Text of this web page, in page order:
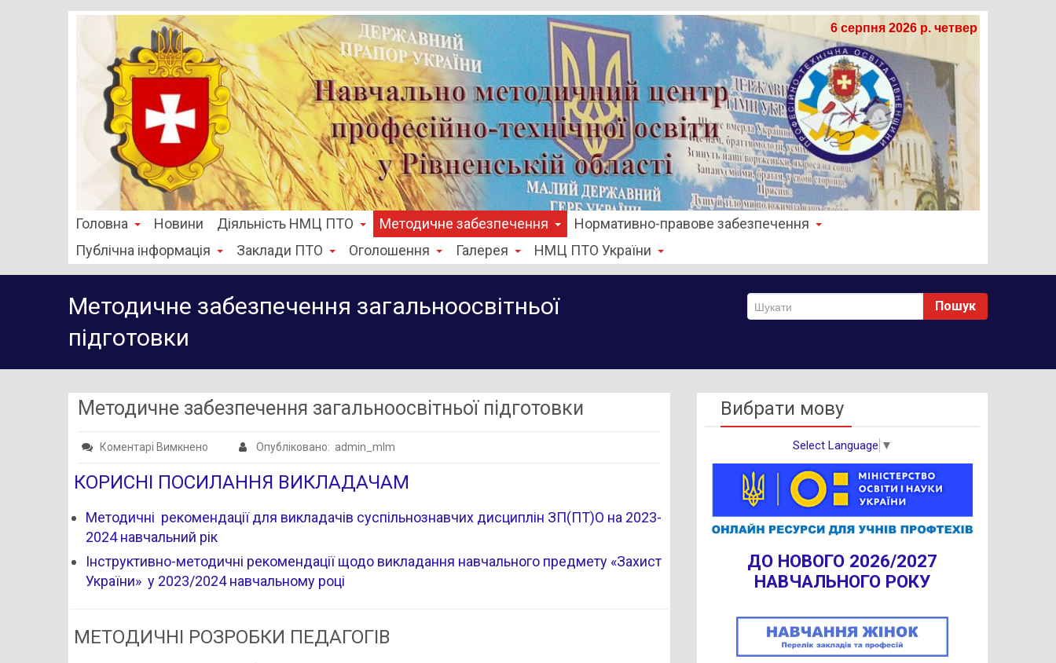
6 серпня 2026 р. четвер
Головна Новини Діяльність НМЦ ПТО Методичне забезпечення
Нормативно-правове забезпечення
Публічна інформація
Заклади ПТО Оголошення Галерея НМЦ ПТО України
Методичне забезпечення загальноосвітньої
підготовки
Пошук
Методичне забезпечення загальноосвітньої підготовки
Коментарі Вимкнено
забезпечення
підготовки
Опубліковано: admin_mlm
КОРИСНІ ПОСИЛАННЯ ВИКЛАДАЧАМ
Методичні рекомендації для викладачів суспільнознавчих дисциплін ЗП(ПТ)О на 2023-
2024 навчальний рік
Інструктивно-методичні рекомендації щодо викладання навчального предмету «Захист
України» у 2023/2024 навчальному році
МЕТОДИЧНІ РОЗРОБКИ ПЕДАГОГІВ
Вибрати мову
Select Language ▼
ДО НОВОГО 2026/2027
НАВЧАЛЬНОГО РОКУ